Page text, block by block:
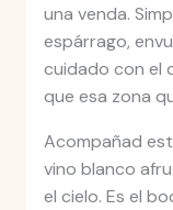
una venda.
espárrago,
cuidado con el
que esa zona
Acompañad
vino blanco
el cielo. Es el